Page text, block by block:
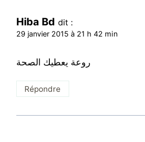
Hiba Bd dit :
29 janvier 2015 à 21 h 42 min
روعة يعطيك الصحة
Répondre